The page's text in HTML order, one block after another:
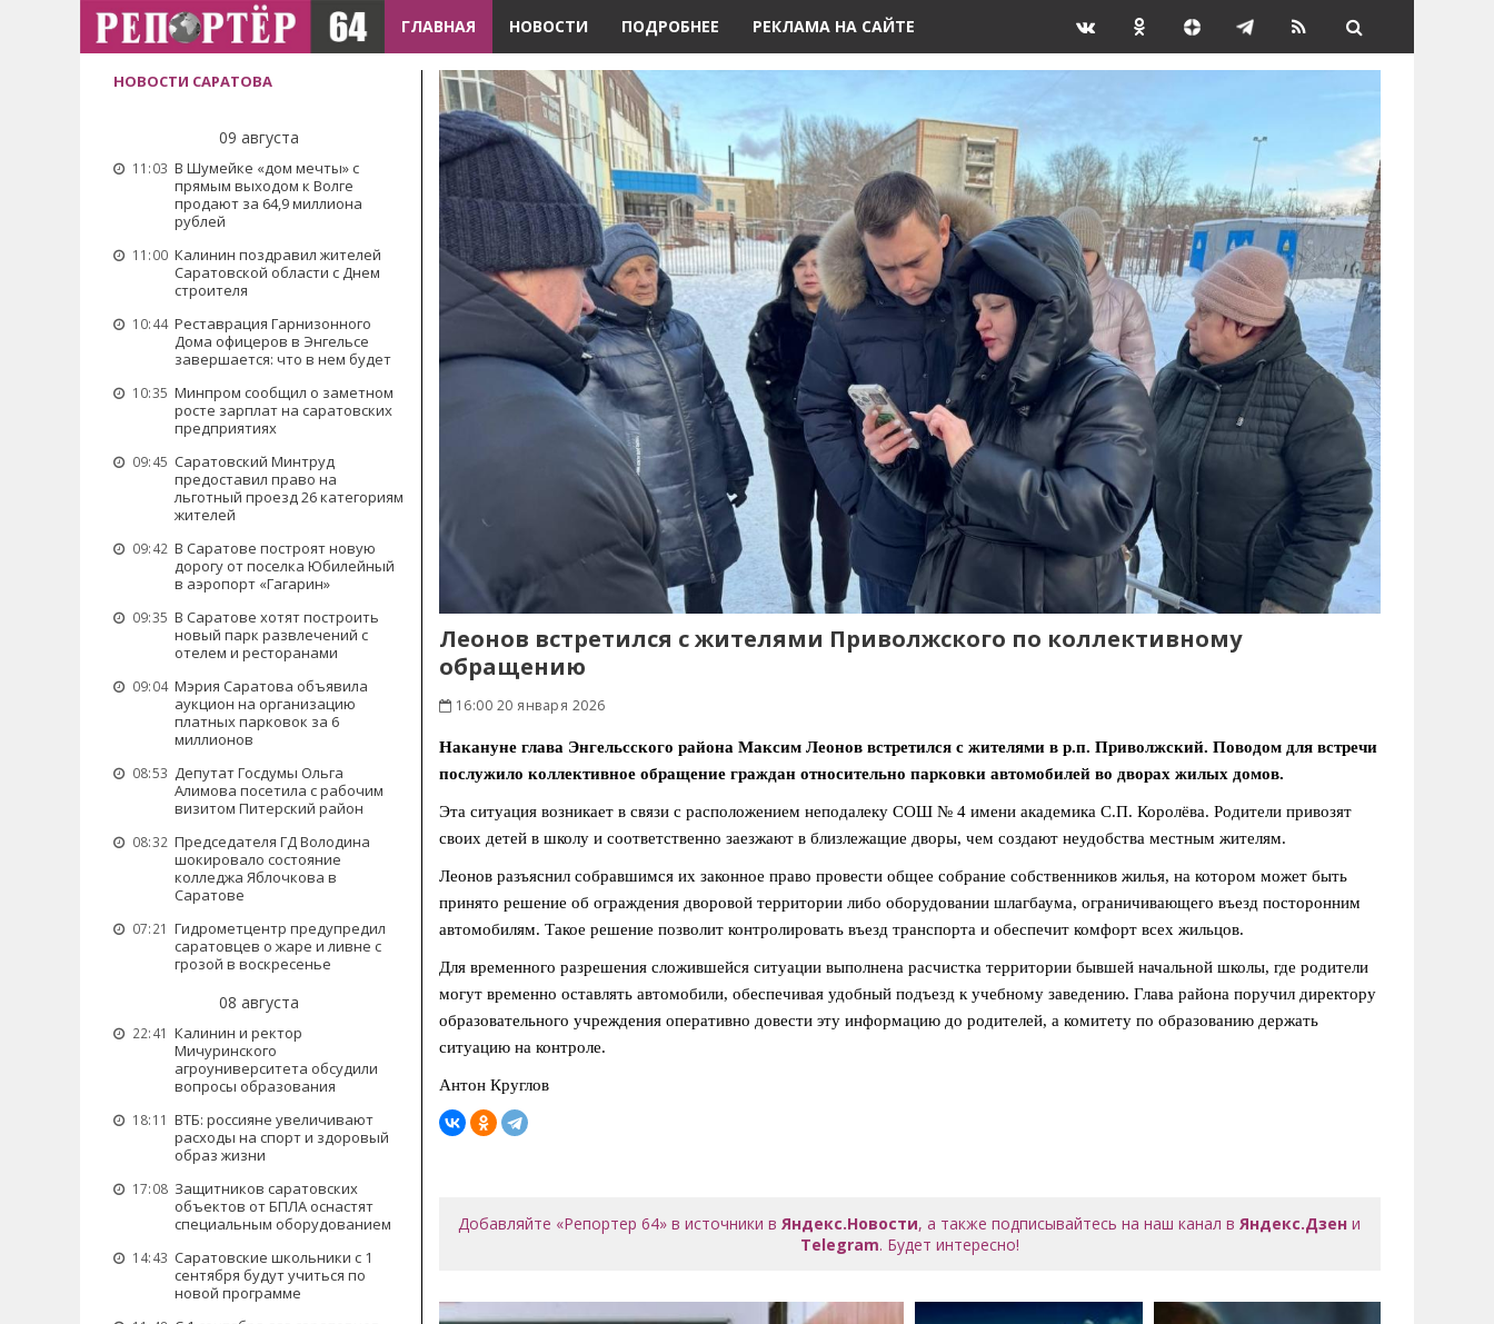
ГЛАВНАЯ НОВОСТИ ПОДРОБНЕЕ РЕКЛАМА НА САЙТЕ
НОВОСТИ САРАТОВА
09 августа
11:03 В Шумейке «дом мечты» с
прямым выходом к Волге
продают за 64,9 миллиона
рублей
11:00 Калинин поздравил жителей
Саратовской области с Днем
строителя
10:44 Реставрация Гарнизонного
Дома офицеров в Энгельсе
завершается: что в нем будет
10:35 Минпром сообщил о заметном
росте зарплат на саратовских
предприятиях
09:45 Саратовский Минтруд
предоставил право на
льготный проезд 26 категориям
жителей
09:42 В Саратове построят новую
дорогу от поселка Юбилейный
в аэропорт «Гагарин»
09:35 В Саратове хотят построить
новый парк развлечений с
отелем и ресторанами
09:04 Мэрия Саратова объявила
аукцион на организацию
платных парковок за 6
миллионов
08:53 Депутат Госдумы Ольга
Алимова посетила с рабочим
визитом Питерский район
08:32 Председателя ГД Володина
шокировало состояние
колледжа Яблочкова в
Саратове
07:21 Гидрометцентр предупредил
саратовцев о жаре и ливне с
грозой в воскресенье
08 августа
22:41 Калинин и ректор
Мичуринского
агроуниверситета обсудили
вопросы образования
18:11 ВТБ: россияне увеличивают
расходы на спорт и здоровый
образ жизни
17:08 Защитников саратовских
объектов от БПЛА оснастят
специальным оборудованием
14:43 Саратовские школьники с 1
сентября будут учиться по
новой программе
Леонов встретился с жителями Приволжского по коллективному
обращению
16:00 20 января 2026
Накануне глава Энгельсского района Максим Леонов встретился с жителями в р.п. Приволжский. Поводом для встречи
послужило коллективное обращение граждан относительно парковки автомобилей во дворах жилых домов.
Эта ситуация возникает в связи с расположением неподалеку СОШ № 4 имени академика С.П. Королёва. Родители привозят
своих детей в школу и соответственно заезжают в близлежащие дворы, чем создают неудобства местным жителям.
Леонов разъяснил собравшимся их законное право провести общее собрание собственников жилья, на котором может быть
принято решение об ограждения дворовой территории либо оборудовании шлагбаума, ограничивающего въезд посторонним
автомобилям. Такое решение позволит контролировать въезд транспорта и обеспечит комфорт всех жильцов.
Для временного разрешения сложившейся ситуации выполнена расчистка территории бывшей начальной школы, где родители
могут временно оставлять автомобили, обеспечивая удобный подъезд к учебному заведению. Глава района поручил директору
образовательного учреждения оперативно довести эту информацию до родителей, а комитету по образованию держать
ситуацию на контроле.
Антон Круглов
Добавляйте «Репортер 64» в источники вЯндекс.Новости, а также подписывайтесь на наш канал вЯндекс.Дзен и
Telegram. Будет интересно!